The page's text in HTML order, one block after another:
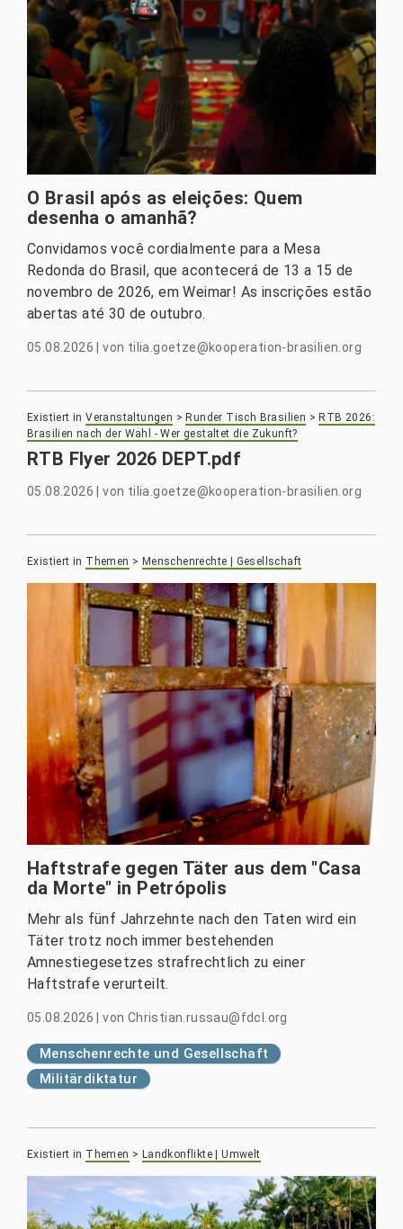
O Brasil após as eleições: Quem
desenha o amanhã?
Convidamos você cordialmente para a Mesa
Redonda do Brasil, que acontecerá de 13 a 15 de
novembro de 2026, em Weimar! As inscrições estão
abertas até 30 de outubro.
05.08.2026 |von tilia.goetze@kooperation-brasilien.org
Existiert in Veranstaltungen > Runder Tisch Brasilien > RTB 2026:
Brasilien nach der Wahl - Wer gestaltet die Zukunft?
RTB Flyer 2026 DEPT.pdf
05.08.2026 |von tilia.goetze@kooperation-brasilien.org
Existiert in Themen > Menschenrechte | Gesellschaft
Haftstrafe gegen Täter aus dem "Casa
da Morte" in Petrópolis
Mehr als fünf Jahrzehnte nach den Taten wird ein
Täter trotz noch immer bestehenden
Amnestiegesetzes strafrechtlich zu einer
Haftstrafe verurteilt.
05.08.2026 |von Christian.russau@fdcl.org
Menschenrechte und Gesellschaft
Militärdiktatur
Existiert in Themen > Landkonflikte | Umwelt